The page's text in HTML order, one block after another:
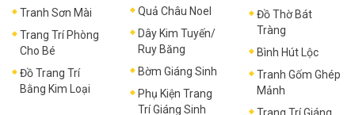
Tranh Sơn Mài
Trang Trí Phòng
Cho Bé
Đồ Trang Trí
Bằng Kim Loại
Quả Châu Noel
Dây Kim Tuyến/
Ruy Băng
Bờm Giáng Sinh
Phụ Kiện Trang
Trí Giáng Sinh
Đồ Thờ Bát
Tràng
Bình Hút Lộc
Tranh Gốm Ghép
Mảnh